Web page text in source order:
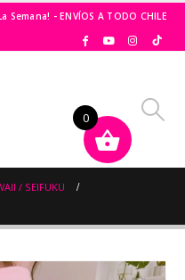
- ENVÍOS A TODO CHILE
/ SEIFUKU
0